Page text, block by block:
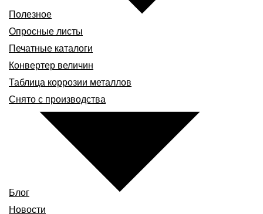
Полезное
Опросные листы
Печатные каталоги
Конвертер величин
Таблица коррозии металлов
Снято с производства
Блог
Новости